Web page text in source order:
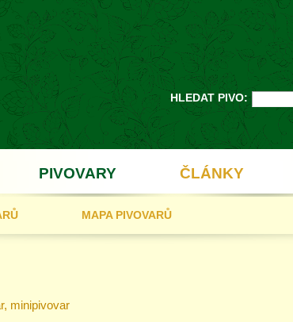
HLEDAT PIVO:
PIVOVARY
MAPA PIVOVARŮ
ČLÁNKY
minipivovar